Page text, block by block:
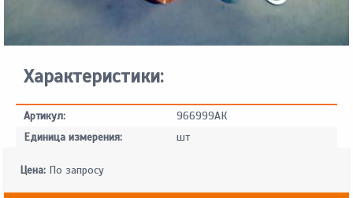
Характеристики:
Артикул:
966999АК
Единица измерения:
шт
Цена: По запросу